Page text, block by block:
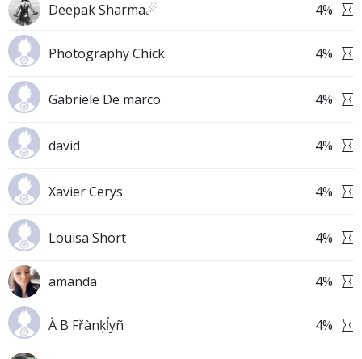
Deepak Sharma☄ 4%
Photography Chick 4%
Gabriele De marco 4%
david 4%
Xavier Cerys 4%
Louisa Short 4%
amanda 4%
À B Fřànķĺyñ 4%